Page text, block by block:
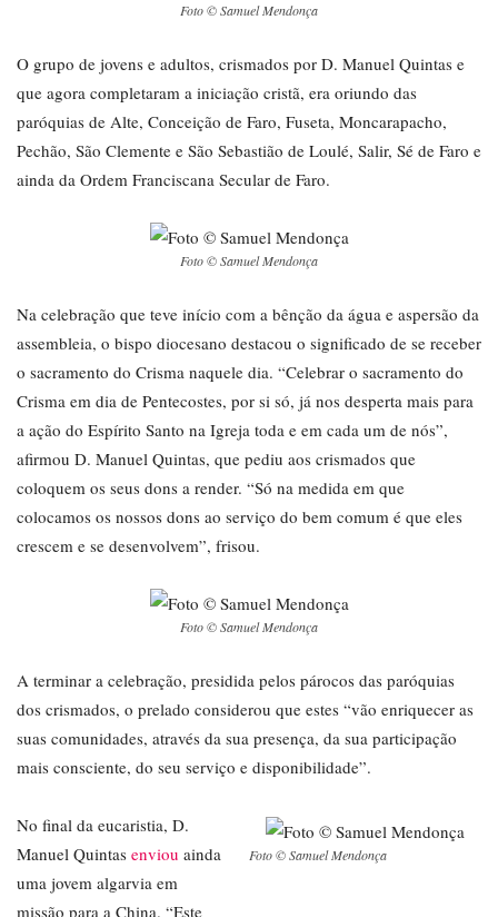
Foto © Samuel Mendonça
O grupo de jovens e adultos, crismados por D. Manuel Quintas e
que agora completaram a iniciação cristã, era oriundo das
paróquias de Alte, Conceição de Faro, Fuseta, Moncarapacho,
Pechão, São Clemente e São Sebastião de Loulé, Salir, Sé de Faro e
ainda da Ordem Franciscana Secular de Faro.
Foto © Samuel Mendonça
Na celebração que teve início com a bênção da água e aspersão da
assembleia, o bispo diocesano destacou o significado de se receber
o sacramento do Crisma naquele dia. “Celebrar o sacramento do
Crisma em dia de Pentecostes, por si só, já nos desperta mais para
a ação do Espírito Santo na Igreja toda e em cada um de nós”,
afirmou D. Manuel Quintas, que pediu aos crismados que
coloquem os seus dons a render. “Só na medida em que
colocamos os nossos dons ao serviço do bem comum é que eles
crescem e se desenvolvem”, frisou.
Foto © Samuel Mendonça
A terminar a celebração, presidida pelos párocos das paróquias
dos crismados, o prelado considerou que estes “vão enriquecer as
suas comunidades, através da sua presença, da sua participação
mais consciente, do seu serviço e disponibilidade”.
Foto © Samuel Mendonça
No final da eucaristia, D.
Manuel Quintas enviou ainda
uma jovem algarvia em
missão para a China. “Este